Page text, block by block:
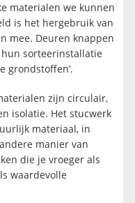
materialen we kunnen
is het hergebruik van
mee. Deuren knappen
sorteerinstallatie
grondstoffen’.
zijn circulair,
isolatie. Het stucwerk
materiaal, in
manier van
die je vroeger als
waardevolle